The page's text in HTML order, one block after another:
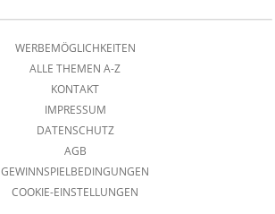
WERBEMÖGLICHKEITEN
ALLE THEMEN A-Z
KONTAKT
IMPRESSUM
DATENSCHUTZ
AGB
GEWINNSPIELBEDINGUNGEN
COOKIE-EINSTELLUNGEN